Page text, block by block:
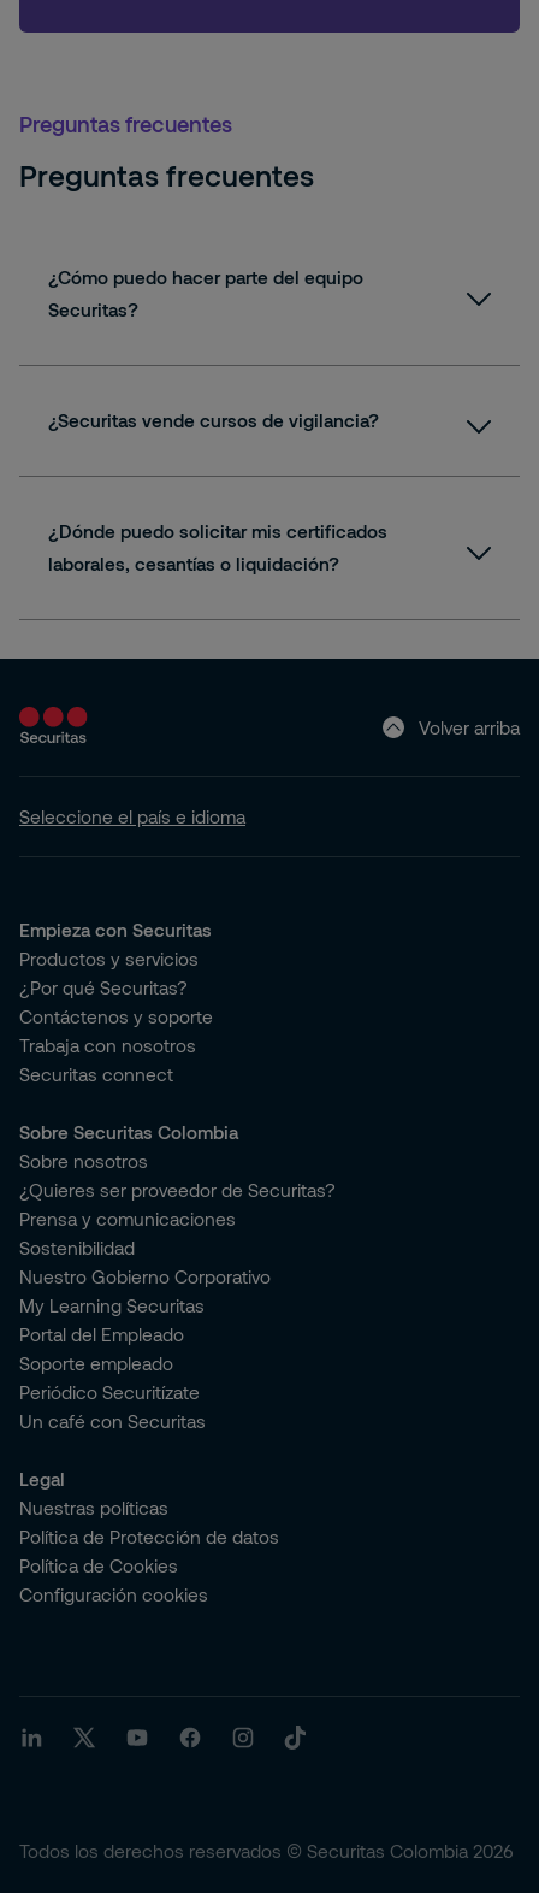
Preguntas frecuentes
Preguntas frecuentes
¿Cómo puedo hacer parte del equipo
Securitas?
oportunidadeslaborales@securitas.com.co
¿Securitas vende cursos de vigilancia?
¿Dónde puedo solicitar mis certificados
laborales, cesantías o liquidación?
Volver arriba
Seleccione el país e idioma
Empieza con Securitas
Productos y servicios
¿Por qué Securitas?
Contáctenos y soporte
Trabaja con nosotros
Securitas connect
Sobre Securitas Colombia
Sobre nosotros
¿Quieres ser proveedor de Securitas?
Prensa y comunicaciones
Sostenibilidad
Nuestro Gobierno Corporativo
My Learning Securitas
Portal del Empleado
Soporte empleado
Periódico Securitízate
Un café con Securitas
Legal
Nuestras políticas
Política de Protección de datos
Política de Cookies
Configuración cookies
Todos los derechos reservados © Securitas Colombia 2026